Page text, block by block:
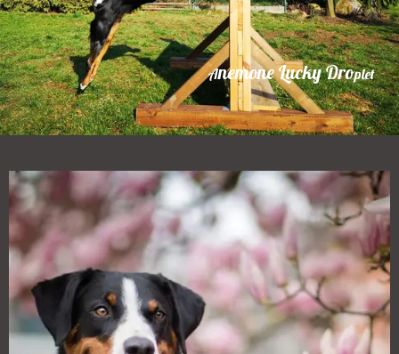
Anemone Lucky Droplet